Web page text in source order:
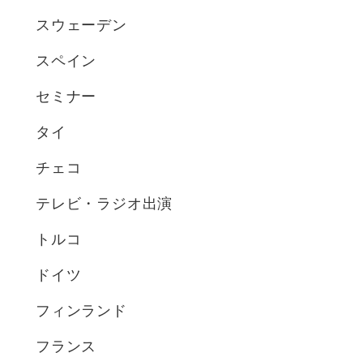
スウェーデン
スペイン
セミナー
タイ
チェコ
テレビ・ラジオ出演
トルコ
ドイツ
フィンランド
フランス